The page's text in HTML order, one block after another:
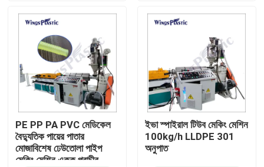
আমাদের সম্পর্কে
কারখানা ভ্রমণ
মান নিয়ন্ত্রণ
PE PP PA PVC মেডিকেল
বৈদ্যুতিক পায়ের পাতার
মোজাবিশেষ ঢেউতোলা পাইপ
মেকিং মেশিন একক প্রাচীর
ইভা স্পাইরাল টিউব মেকিং মেশিন
100kg/h LLDPE 301
অনুপাত